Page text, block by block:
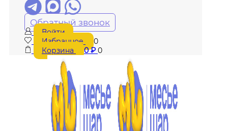
Обратный звонок
Войти
Избранное
0
Корзина
0₽ 0